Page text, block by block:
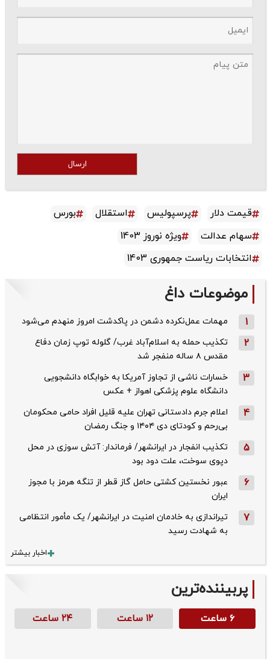
ارسال
قیمت دلار پرسپولیس استقلال
بورس
سهام عدالت
ویژه نوروز 1403
انتخابات ریاست جمهوری 1403
موضوعات داغ
1 مهمات عمل‌نکرده دشمن در پاکدشت امروز منهدم می‌شود
2
تکذیب حمله به اسلام‌آباد غرب/ گلوله توپ زمان دفاع
مقدس ۸ ساله منفجر شد
3
خسارات ناشی از تجاوز آمریکا به خوابگاه دانشجویی
دانشگاه علوم پزشکی اهواز + عکس
4
اعلام جرم دادستانی تهران علیه قلیل افراد حامی محکومان
بی‌رحم و کودتای دی‌ ۱۴۰۴ و جنگ رمضان
5
تکذیب ‌انفجار در ایرانشهر/ فرماندار: آتش سوزی در محل
دپوی سوخت، علت دود بود
6
عبور نخستین کشتی حامل گاز قطر از تنگه هرمز با مجوز
ایران
7
تیراندازی به خادمان امنیت در ایرانشهر/ یک مأمور انتظامی
به شهادت رسید
اخبار بیشتر
پربیننده‌ترین
۶ ساعت ۱۲ ساعت ۲۴ ساعت